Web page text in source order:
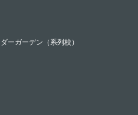
ーガーデン（系列校）